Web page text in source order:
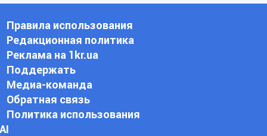
Правила использования
Редакционная политика
Реклама на 1kr.ua
Поддержать
Медиа-команда
Обратная связь
Политика использования
АI